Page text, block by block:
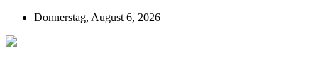
Donnerstag, August 6, 2026